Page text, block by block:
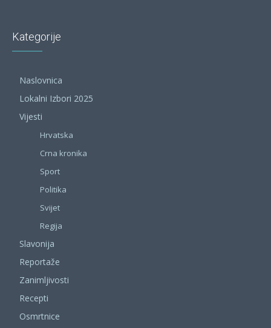
Kategorije
Naslovnica
Lokalni Izbori 2025
Vijesti
Hrvatska
Crna kronika
Sport
Politika
Svijet
Regija
Slavonija
Reportaže
Zanimljivosti
Recepti
Osmrtnice